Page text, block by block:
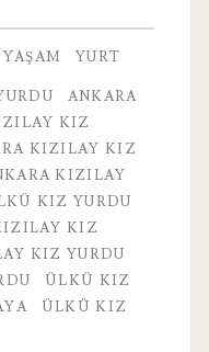
YAŞAM YURT
ANKARA
KIZ
KIZILAY KIZ
KIZILAY
KIZ YURDU
KIZ
KIZ YURDU
ÜLKÜ KIZ
ÜLKÜ KIZ